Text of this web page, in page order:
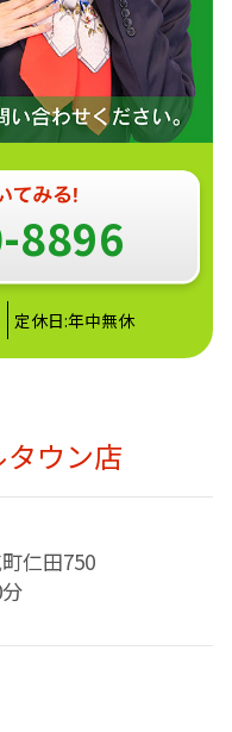
8896
定休日:年中無休
ウン店
仁田750